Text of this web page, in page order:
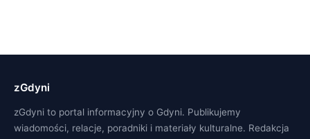
zGdyni
zGdyni to portal informacyjny o Gdyni. Publikujemy
wiadomości, relacje, poradniki i materiały kulturalne. Redakcja